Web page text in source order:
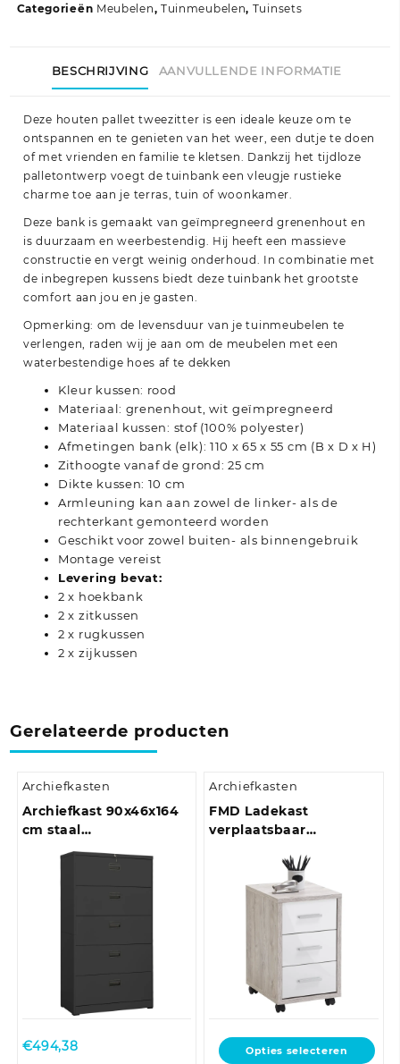
geïmpregneerd
Categorieën Meubelen, Tuinmeubelen, Tuinsets
BESCHRIJVING AANVULLENDE INFORMATIE
Deze houten pallet tweezitter is een ideale keuze om te
ontspannen en te genieten van het weer, een dutje te doen
of met vrienden en familie te kletsen. Dankzij het tijdloze
palletontwerp voegt de tuinbank een vleugje rustieke
charme toe aan je terras, tuin of woonkamer.
Deze bank is gemaakt van geïmpregneerd grenenhout en
is duurzaam en weerbestendig. Hij heeft een massieve
constructie en vergt weinig onderhoud. In combinatie met
de inbegrepen kussens biedt deze tuinbank het grootste
comfort aan jou en je gasten.
Opmerking: om de levensduur van je tuinmeubelen te
verlengen, raden wij je aan om de meubelen met een
waterbestendige hoes af te dekken
Kleur kussen: rood
Materiaal: grenenhout, wit geïmpregneerd
Materiaal kussen: stof (100% polyester)
Afmetingen bank (elk): 110 x 65 x 55 cm (B x D x H)
Zithoogte vanaf de grond: 25 cm
Dikte kussen: 10 cm
Armleuning kan aan zowel de linker- als de
rechterkant gemonteerd worden
Geschikt voor zowel buiten- als binnengebruik
Montage vereist
Levering bevat:
2 x hoekbank
2 x zitkussen
2 x rugkussen
2 x zijkussen
Gerelateerde producten
Archiefkasten
Archiefkast 90x46x164
cm staal
antracietkleurig
€494,38
Archiefkasten
FMD Ladekast
verplaatsbaar
hoogglans wit
Opties selecteren
Dit